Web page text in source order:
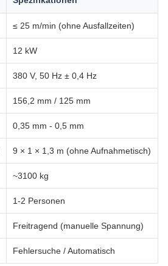
≤ 25 m/min (ohne Ausfallzeiten)
12 kW
380 V, 50 Hz ± 0,4 Hz
156,2 mm / 125 mm
0,35 mm - 0,5 mm
9 × 1 × 1,3 m (ohne Aufnahmetisch)
~3100 kg
1-2 Personen
Freitragend (manuelle Spannung)
Fehlersuche / Automatisch